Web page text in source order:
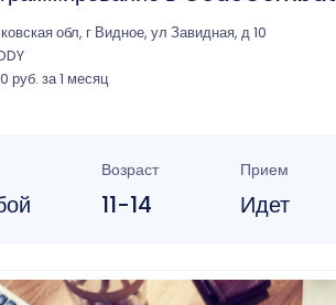
обл, г Видное, ул Завидная, д 10
руб. за 1 месяц
Возраст
11-14
Прием
Идет